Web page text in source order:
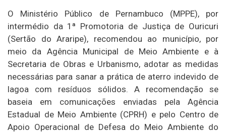
O Ministério Público de Pernambuco (MPPE), por
intermédio da 1ª Promotoria de Justiça de Ouricuri
(Sertão do Araripe), recomendou ao município, por
meio da Agência Municipal de Meio Ambiente e à
Secretaria de Obras e Urbanismo, adotar as medidas
necessárias para sanar a prática de aterro indevido de
lagoa com resíduos sólidos. A recomendação se
baseia em comunicações enviadas pela Agência
Estadual de Meio Ambiente (CPRH) e pelo Centro de
Apoio Operacional de Defesa do Meio Ambiente do